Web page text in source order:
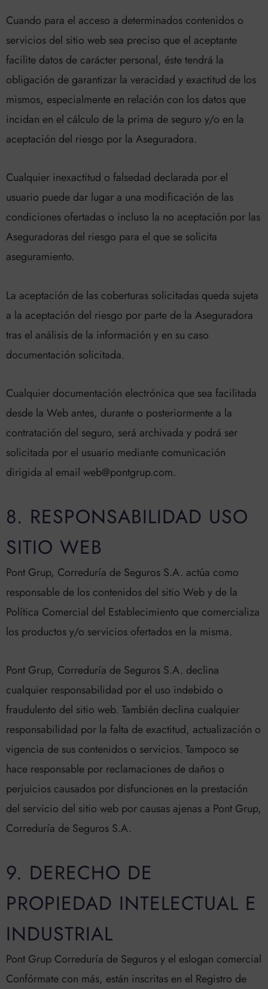
Cuando para el acceso a determinados contenidos o
servicios del sitio web sea preciso que el aceptante
facilite datos de carácter personal, éste tendrá la
obligación de garantizar la veracidad y exactitud de los
mismos, especialmente en relación con los datos que
incidan en el cálculo de la prima de seguro y/o en la
aceptación del riesgo por la Aseguradora.
Cualquier inexactitud o falsedad declarada por el
usuario puede dar lugar a una modificación de las
condiciones ofertadas o incluso la no aceptación por las
Aseguradoras del riesgo para el que se solicita
aseguramiento.
La aceptación de las coberturas solicitadas queda sujeta
a la aceptación del riesgo por parte de la Aseguradora
tras el análisis de la información y en su caso
documentación solicitada.
Cualquier documentación electrónica que sea facilitada
desde la Web antes, durante o posteriormente a la
contratación del seguro, será archivada y podrá ser
solicitada por el usuario mediante comunicación
dirigida al email web@pontgrup.com.
8. RESPONSABILIDAD USO
SITIO WEB
Pont Grup, Correduría de Seguros S.A. actúa como
responsable de los contenidos del sitio Web y de la
Política Comercial del Establecimiento que comercializa
los productos y/o servicios ofertados en la misma.
Pont Grup, Correduría de Seguros S.A. declina
cualquier responsabilidad por el uso indebido o
fraudulento del sitio web. También declina cualquier
responsabilidad por la falta de exactitud, actualización o
vigencia de sus contenidos o servicios. Tampoco se
hace responsable por reclamaciones de daños o
perjuicios causados por disfunciones en la prestación
del servicio del sitio web por causas ajenas a Pont Grup,
Correduría de Seguros S.A.
9. DERECHO DE
PROPIEDAD INTELECTUAL E
INDUSTRIAL
Pont Grup Correduría de Seguros y el eslogan comercial
Confórmate con más, están inscritas en el Registro de